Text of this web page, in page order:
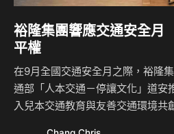
裕隆集團響應交通安全
平權
在9月全國交通安全月之際，裕隆
通部「人本交通－停讓文化」道安
入兒本交通教育與友善交通環境共